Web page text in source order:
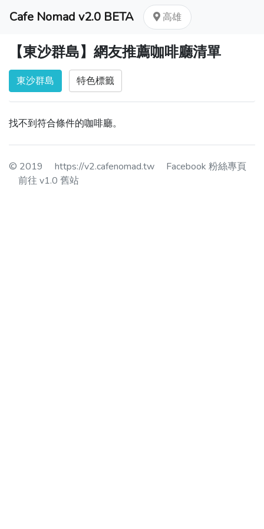
Cafe Nomad v2.0 BETA 高雄
【東沙群島】網友推薦咖啡廳清單
東沙群島 特色標籤
找不到符合條件的咖啡廳。
© 2019 https://v2.cafenomad.tw
Facebook 粉絲專頁
前往 v1.0 舊站